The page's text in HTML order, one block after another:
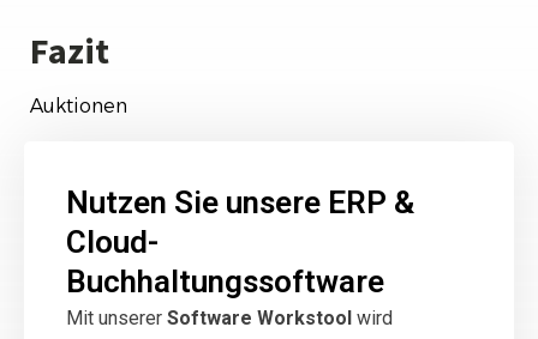
Fazit
Auktionen
Nutzen Sie unsere ERP &
Cloud-
Buchhaltungssoftware
Mit unserer Software Workstool wird